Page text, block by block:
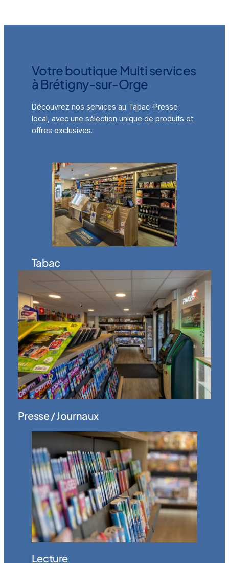
Votre boutique Multi services
à Brétigny-sur-Orge
Découvrez nos services au Tabac-Presse
local, avec une sélection unique de produits et
offres exclusives.
Tabac
Presse / Journaux
Lecture